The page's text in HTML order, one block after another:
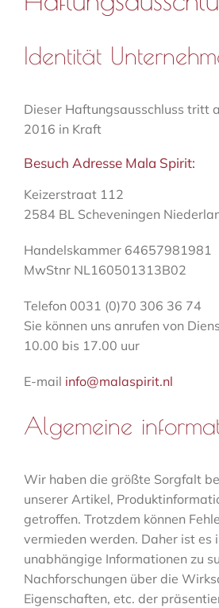
Identität
Dieser Haftungsausschluss tritt
2016 in Kraft
Besuch Adresse Mala Spirit:
Keizerstraat 112
2584 BL Scheveningen
Handelskammer 64657981981
MwStnr NL160501313B02
Telefon 0031 (0)70 306 36 74
Sie können uns anrufen von
10.00 bis 17.00 uur
E-mail info@malaspirit.nl
Algemeine
Wir haben die größte Sorgfalt
unserer Artikel,
getroffen. Trotzdem können
vermieden werden. Daher ist es
unabhängige Informationen zu
Nachforschungen über die
Eigenschaften, etc. der